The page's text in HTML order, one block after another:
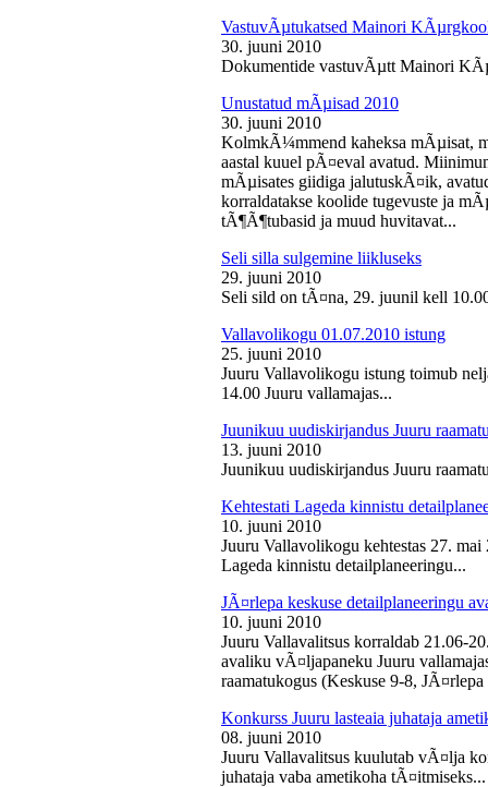
VastuvÃµtukatsed Mainori
30. juuni 2010
Dokumentide vastuvÃµtt Mainori
Unustatud mÃµisad 2010
30. juuni 2010
KolmkÃ¼mmend kaheksa mÃµisat,
aastal kuuel pÃ¤eval avatud.
mÃµisates giidiga jalutuskÃ¤ik,
korraldatakse koolide tugevuste ja
tÃ¶Ã¶tubasid ja muud huvitavat...
Seli silla sulgemine liikluseks
29. juuni 2010
Seli sild on tÃ¤na, 29. juunil kell
Vallavolikogu 01.07.2010 istung
25. juuni 2010
Juuru Vallavolikogu istung toimub
14.00 Juuru vallamajas...
Juunikuu uudiskirjandus Juuru
13. juuni 2010
Juunikuu uudiskirjandus Juuru
Kehtestati Lageda kinnistu
10. juuni 2010
Juuru Vallavolikogu kehtestas 27.
Lageda kinnistu detailplaneeringu...
JÃ¤rlepa keskuse detailplaneeringu
10. juuni 2010
Juuru Vallavalitsus korraldab 21.06-
avaliku vÃ¤ljapaneku Juuru
raamatukogus (Keskuse 9-8,
Konkurss Juuru lasteaia juhataja
08. juuni 2010
Juuru Vallavalitsus kuulutab vÃ¤lja
juhataja vaba ametikoha tÃ¤itmiseks...